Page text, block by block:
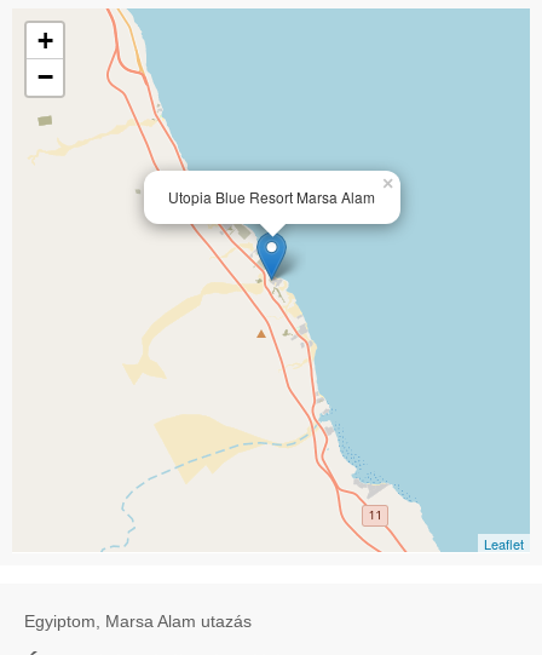
Utopia Blue Resort Marsa Alam
×
+
−
Leaflet
Egyiptom, Marsa Alam utazás